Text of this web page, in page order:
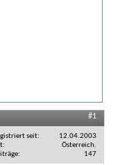
#1
seit
12.04.2003
Österreich.
147